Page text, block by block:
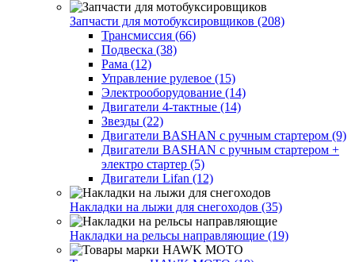
Запчасти для мотобуксировщиков (208)
Трансмиссия (66)
Подвеска (38)
Рама (12)
Управление рулевое (15)
Электрооборудование (14)
Двигатели 4-тактные (14)
Звезды (22)
Двигатели BASHAN с ручным стартером (9)
Двигатели BASHAN с ручным стартером +
электро стартер (5)
Двигатели Lifan (12)
Накладки на лыжи для снегоходов (35)
Накладки на рельсы направляющие (19)